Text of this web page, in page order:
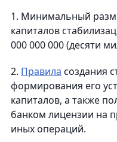
1. Минимальный
капиталов
000 000 000 (десяти
2. Правила создания
формирования его
капиталов, а также
банком лицензии на
иных операций.